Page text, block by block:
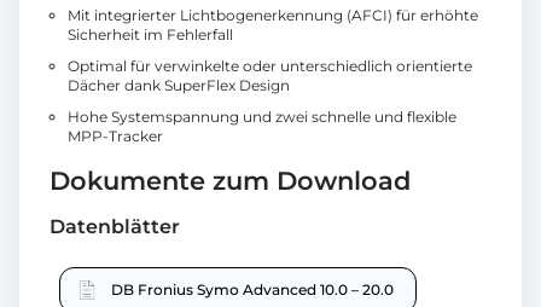
Mit integrierter Lichtbogenerkennung (AFCI) für erhöhte
Sicherheit im Fehlerfall
Optimal für verwinkelte oder unterschiedlich orientierte
Dächer dank SuperFlex Design
Hohe Systemspannung und zwei schnelle und flexible
MPP-Tracker
Dokumente zum Download
Datenblätter
DB Fronius Symo Advanced 10.0 – 20.0